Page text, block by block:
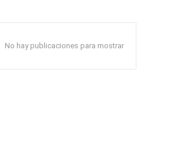
No hay publicaciones para mostrar